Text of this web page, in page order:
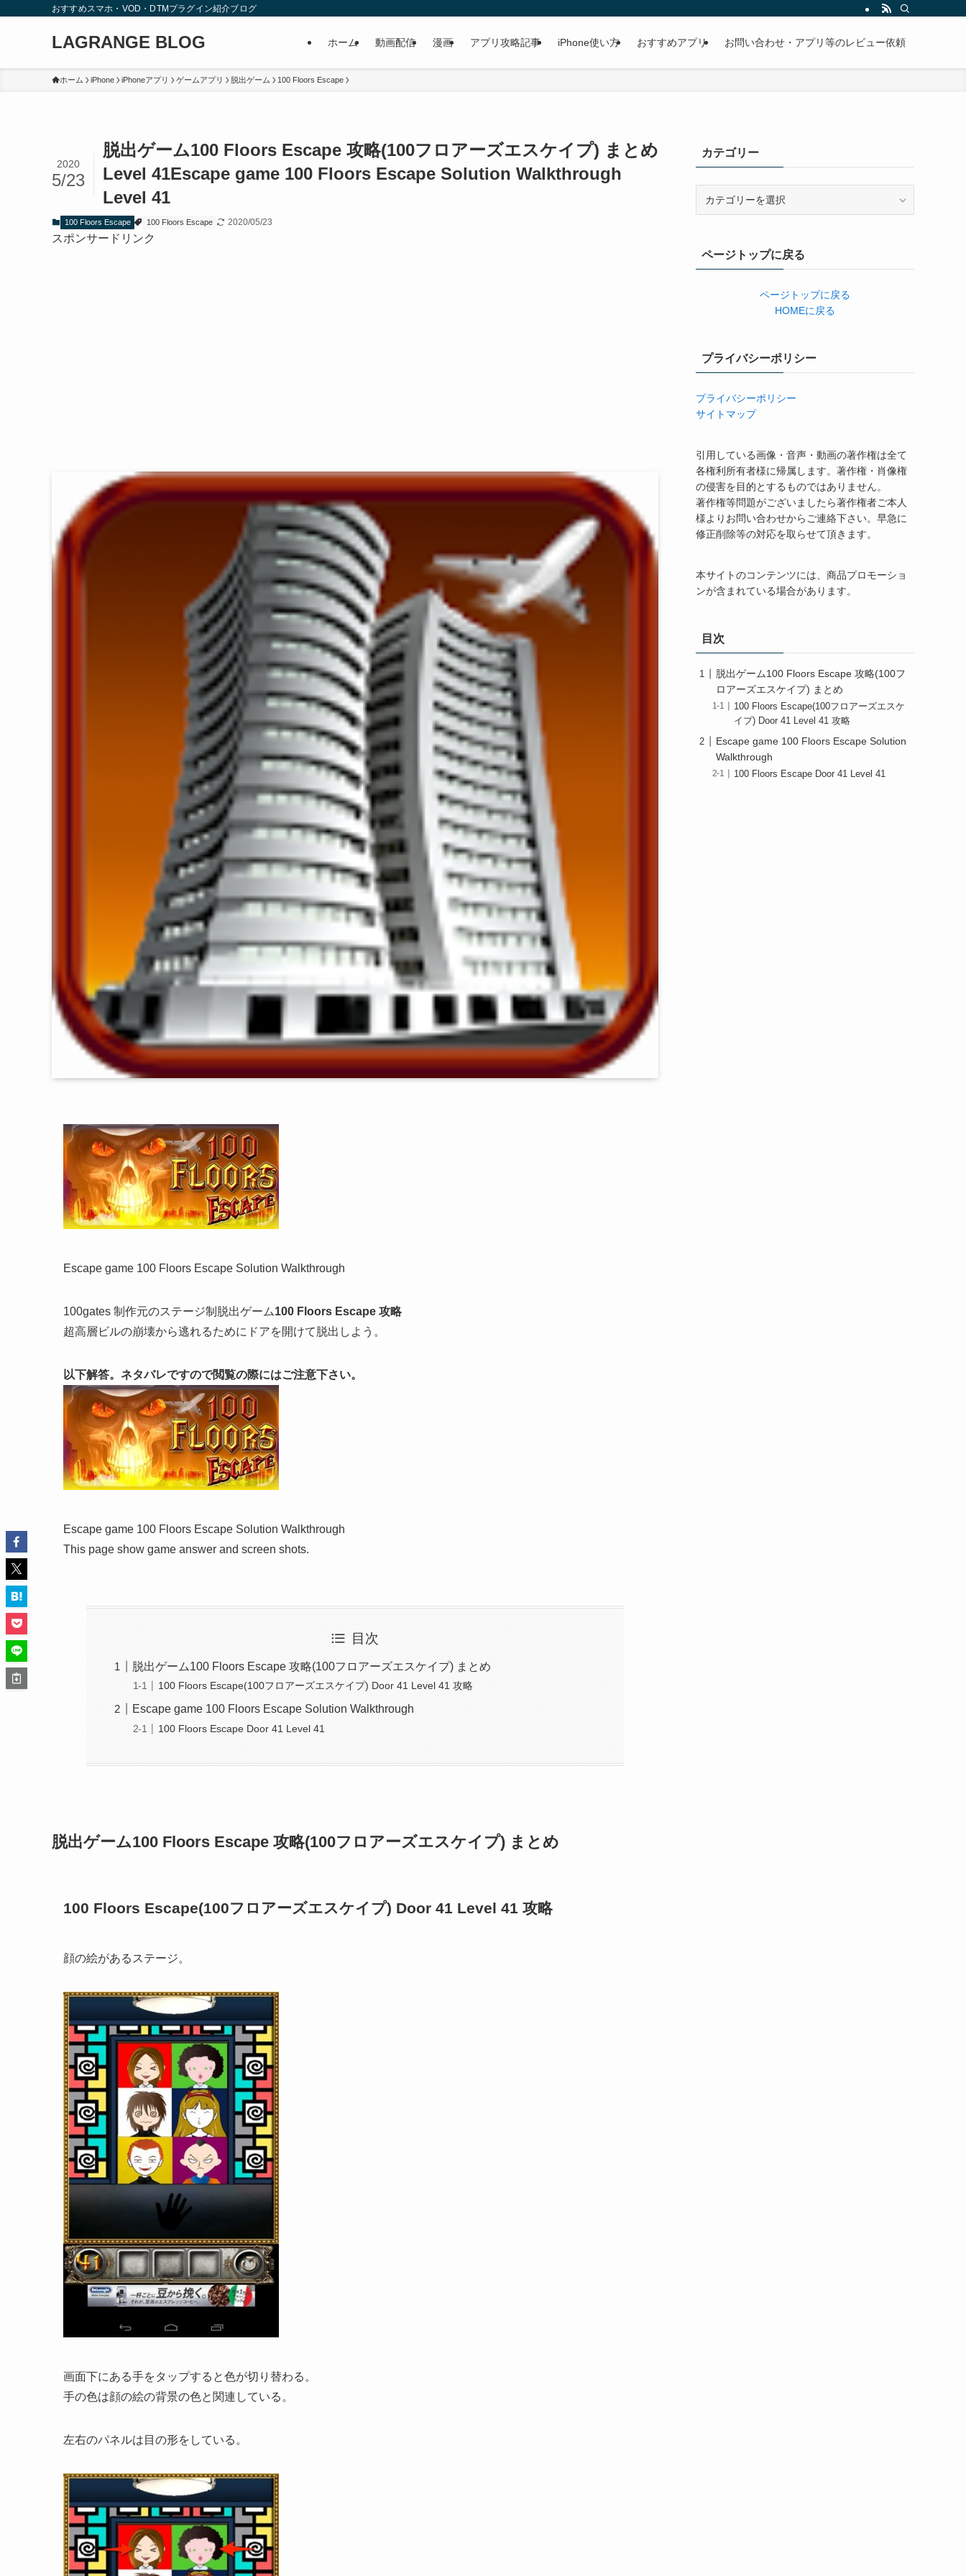
おすすめスマホ・VOD・DTMプラグイン紹介ブログ
LAGRANGE BLOG ホーム 動画配信 漫画 アプリ攻略記事 iPhone使い方 おすすめアプリ お問い合わせ・アプリ等のレビュー依頼
ホーム iPhone iPhoneアプリ ゲームアプリ 脱出ゲーム 100 Floors Escape
脱出ゲーム100 Floors Escape 攻略(100フロアーズエスケイプ) まとめ
Level 41Escape game 100 Floors Escape Solution Walkthrough
Level 41
2020
5/23
100 Floors Escape 100 Floors Escape 2020/05/23
スポンサードリンク
Escape game 100 Floors Escape Solution Walkthrough
100gates 制作元のステージ制脱出ゲーム100 Floors Escape 攻略
超高層ビルの崩壊から逃れるためにドアを開けて脱出しよう。
以下解答。ネタバレですので閲覧の際にはご注意下さい。
Escape game 100 Floors Escape Solution Walkthrough
This page show game answer and screen shots.
目次
脱出ゲーム100 Floors Escape 攻略(100フロアーズエスケイプ) まとめ
100 Floors Escape(100フロアーズエスケイプ) Door 41 Level 41 攻略
Escape game 100 Floors Escape Solution Walkthrough
100 Floors Escape Door 41 Level 41
脱出ゲーム100 Floors Escape 攻略(100フロアーズエスケイプ) まとめ
100 Floors Escape(100フロアーズエスケイプ) Door 41 Level 41 攻略
顔の絵があるステージ。
画面下にある手をタップすると色が切り替わる。
手の色は顔の絵の背景の色と関連している。
左右のパネルは目の形をしている。
カテゴリー
ーページトップに戻る
ページトップに戻る
HOMEに戻る
プライバシーポリシー
プライバシーポリシー
サイトマップ
引用している画像・音声・動画の著作権は全て
各権利所有者様に帰属します。著作権・肖像権
の侵害を目的とするものではありません。
著作権等問題がございましたら著作権者ご本人
様よりお問い合わせからご連絡下さい。早急に
修正削除等の対応を取らせて頂きます。
本サイトのコンテンツには、商品プロモーショ
ンが含まれている場合があります。
目次
脱出ゲーム100 Floors Escape 攻略(100フ
ロアーズエスケイプ) まとめ
100 Floors Escape(100フロアーズエスケ
イプ) Door 41 Level 41 攻略
Escape game 100 Floors Escape Solution
Walkthrough
100 Floors Escape Door 41 Level 41